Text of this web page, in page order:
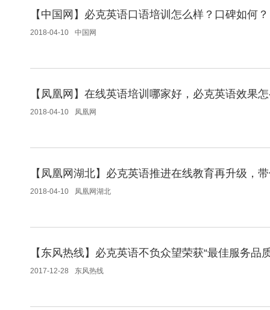
【中国网】必克英语口语培训怎么样？口碑如何？
2018-04-10 中国网
【凤凰网】在线英语培训哪家好，必克英语效果
2018-04-10 凤凰网
【凤凰网湖北】必克英语推进在线教育再升级，
2018-04-10 凤凰网湖北
【东风热线】必克英语不负众望荣获“最佳服务品
2017-12-28 东风热线